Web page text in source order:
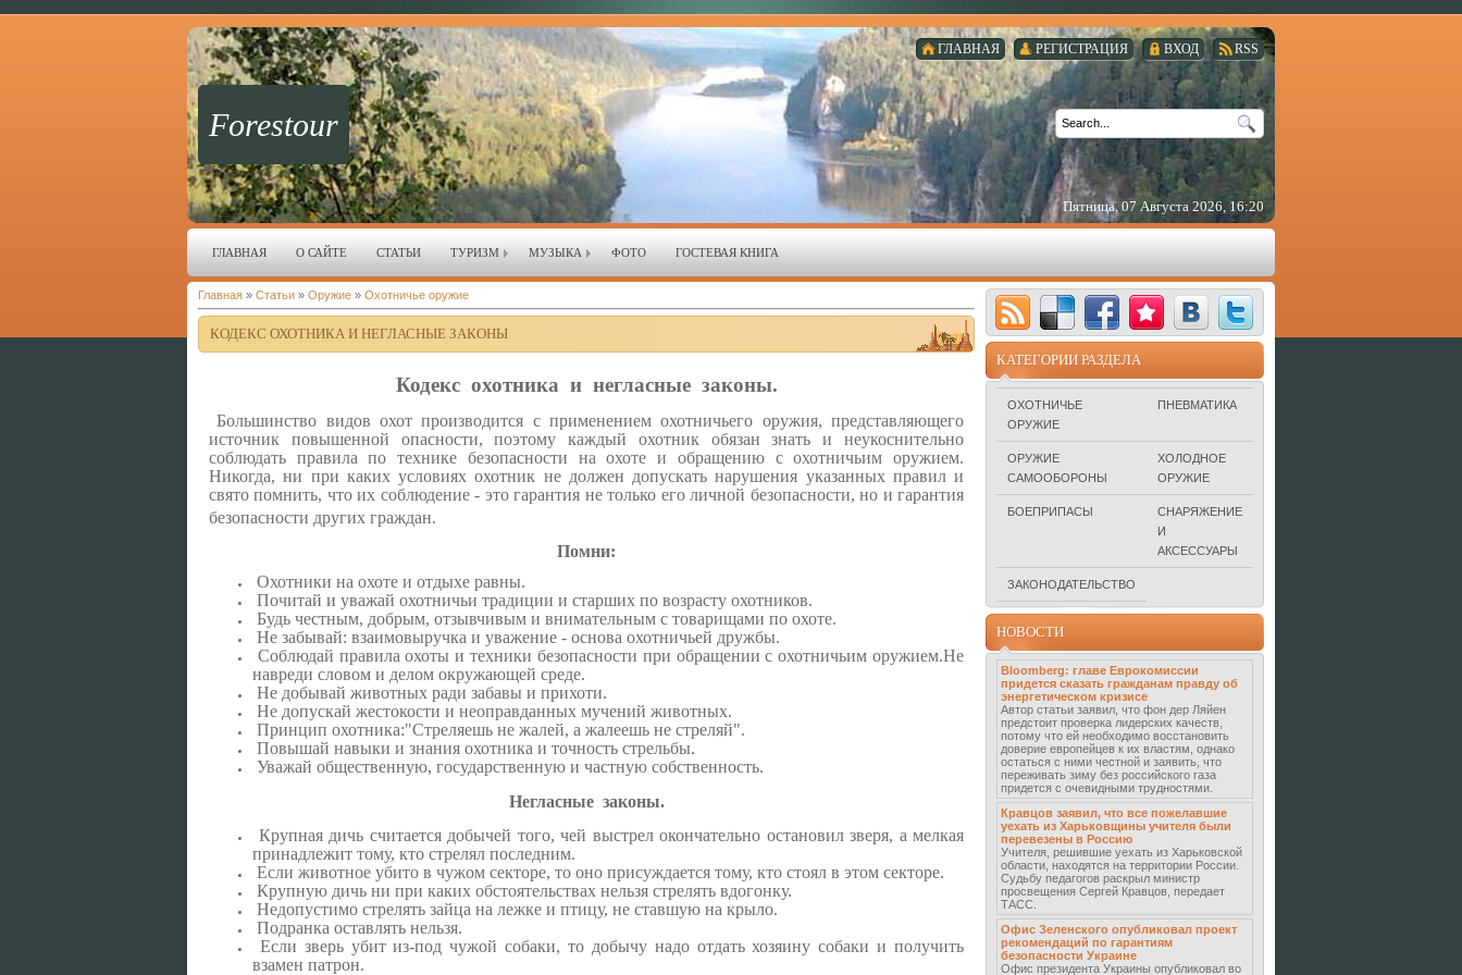
RSS
ВХОД
РЕГИСТРАЦИЯ
ГЛАВНАЯ
Forestour
Пятница, 07 Августа 2026, 16:20
ГЛАВНАЯ О САЙТЕ СТАТЬИ ТУРИЗМ МУЗЫКА ФОТО ГОСТЕВАЯ КНИГА
Главная » Статьи » Оружие » Охотничье оружие
КОДЕКС ОХОТНИКА И НЕГЛАСНЫЕ ЗАКОНЫ
Кодекс охотника и негласные законы.
Большинство видов охот производится с применением охотничьего оружия, представляющего
источник повышенной опасности, поэтому каждый охотник обязан знать и неукоснительно
соблюдать правила по технике безопасности на охоте и обращению с охотничьим оружием.
Никогда, ни при каких условиях охотник не должен допускать нарушения указанных правил и
свято помнить, что их соблюдение - это гарантия не только его личной безопасности, но и гарантия
безопасности других граждан.
Помни:
Охотники на охоте и отдыхе равны.
Почитай и уважай охотничьи традиции и старших по возрасту охотников.
Будь честным, добрым, отзывчивым и внимательным с товарищами по охоте.
Не забывай: взаимовыручка и уважение - основа охотничьей дружбы.
Соблюдай правила охоты и техники безопасности при обращении с охотничьим оружием.Не
навреди словом и делом окружающей среде.
Не добывай животных ради забавы и прихоти.
Не допускай жестокости и неоправданных мучений животных.
Принцип охотника:"Стреляешь не жалей, а жалеешь не стреляй".
Повышай навыки и знания охотника и точность стрельбы.
Уважай общественную, государственную и частную собственность.
Негласные законы.
Крупная дичь считается добычей того, чей выстрел окончательно остановил зверя, а мелкая
принадлежит тому, кто стрелял последним.
Если животное убито в чужом секторе, то оно присуждается тому, кто стоял в этом секторе.
Крупную дичь ни при каких обстоятельствах нельзя стрелять вдогонку.
Недопустимо стрелять зайца на лежке и птицу, не ставшую на крыло.
Подранка оставлять нельзя.
Если зверь убит из-под чужой собаки, то добычу надо отдать хозяину собаки и получить
взамен патрон.
КАТЕГОРИИ РАЗДЕЛА
ОХОТНИЧЬЕ
ОРУЖИЕ
ПНЕВМАТИКА
ОРУЖИЕ
САМООБОРОНЫ
ХОЛОДНОЕ
ОРУЖИЕ
БОЕПРИПАСЫ
СНАРЯЖЕНИЕ
И
АКСЕССУАРЫ
ЗАКОНОДАТЕЛЬСТВО
НОВОСТИ
Bloomberg: главе Еврокомиссии
придется сказать гражданам правду об
энергетическом кризисе
Автор статьи заявил, что фон дер Ляйен
предстоит проверка лидерских качеств,
потому что ей необходимо восстановить
доверие европейцев к их властям, однако
остаться с ними честной и заявить, что
переживать зиму без российского газа
придется с очевидными трудностями.
Кравцов заявил, что все пожелавшие
уехать из Харьковщины учителя были
перевезены в Россию
Учителя, решившие уехать из Харьковской
области, находятся на территории России.
Судьбу педагогов раскрыл министр
просвещения Сергей Кравцов, передает
ТАСС.
Офис Зеленского опубликовал проект
рекомендаций по гарантиям
безопасности Украине
Офис президента Украины опубликовал во